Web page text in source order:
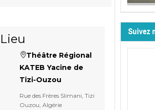
Lieu
Théâtre Régional
KATEB Yacine de
Tizi-Ouzou
Rue des Frères Slimani, Tizi
Ouzou, Algérie
Suivez